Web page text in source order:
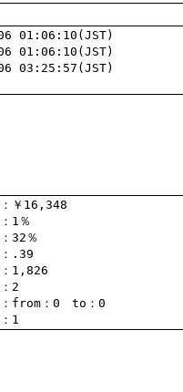
：1,826
：2
： from ：0 to ：0
：1